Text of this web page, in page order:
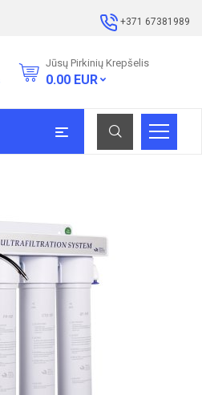
+371 67381989
Jūsų Pirkinių Krepšelis
0.00 EUR